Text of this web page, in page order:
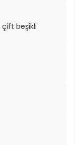
beşikli